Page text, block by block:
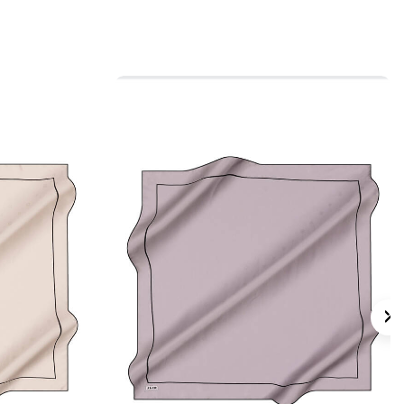
nedir?
görünümü nasıldır?
kullanılabilir?